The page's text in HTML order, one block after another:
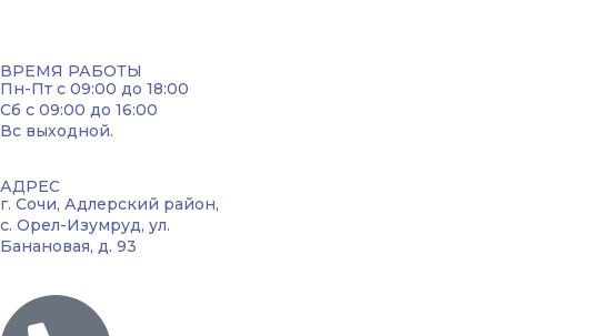
ВРЕМЯ РАБОТЫ
Пн-Пт с 09:00 до 18:00
Сб с 09:00 до 16:00
Вс выходной.
АДРЕС
г. Сочи, Адлерский район,
с. Орел-Изумруд, ул.
Банановая, д. 93